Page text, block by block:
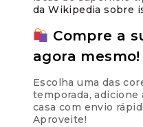
da Wikipedia sobre
Compre a
agora mesmo!
Escolha uma das
temporada,
casa com envio
Aproveite!